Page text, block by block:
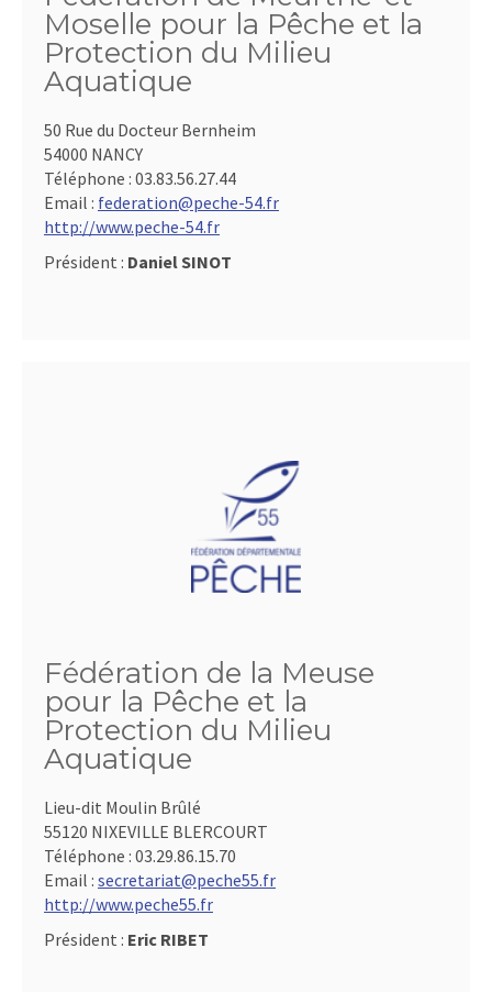
Moselle pour la Pêche et la
Protection du Milieu
Aquatique
50 Rue du Docteur Bernheim
54000 NANCY
Téléphone : 03.83.56.27.44
Email : federation@peche-54.fr
http://www.peche-54.fr
Président : Daniel SINOT
Fédération de la Meuse
pour la Pêche et la
Protection du Milieu
Aquatique
Lieu-dit Moulin Brûlé
55120 NIXEVILLE BLERCOURT
Téléphone : 03.29.86.15.70
Email : secretariat@peche55.fr
http://www.peche55.fr
Président : Eric RIBET